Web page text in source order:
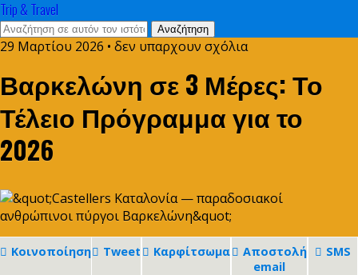
Trip & Travel
29 Μαρτίου 2026 • δεν υπαρχουν σχόλια
Βαρκελώνη σε 3 Μέρες: Το
Τέλειο Πρόγραμμα για το
2026
Κοινοποίηση Tweet Καρφίτσωμα
Αποστολή
email
SMS